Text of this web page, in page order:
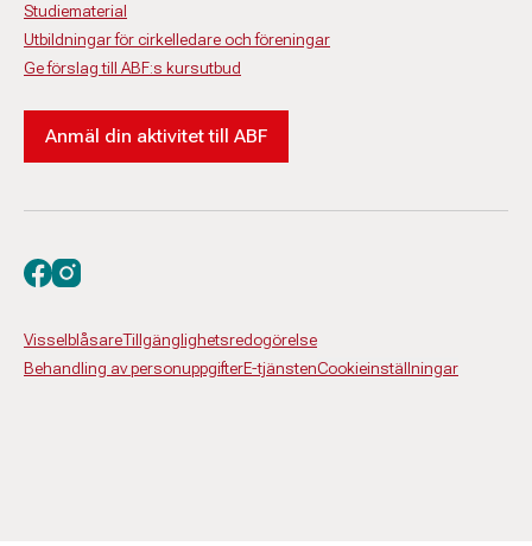
Studiematerial
Utbildningar för cirkelledare och föreningar
Ge förslag till ABF:s kursutbud
Anmäl din aktivitet till ABF
VisselblåsareTillgänglighetsredogörelse
Behandling av personuppgifterE-tjänstenCookieinställningar
Besök oss på facebook
Besök oss på instagram